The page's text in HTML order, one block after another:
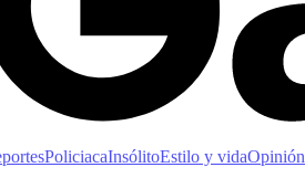
PoliciacaInsólitoEstilo y vidaOpinión